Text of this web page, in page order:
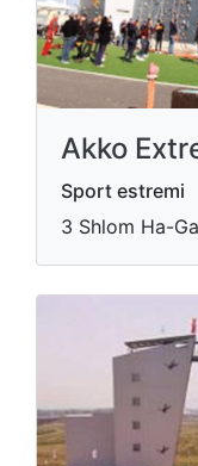
Akko
Sport estremi
3 Shlom Ha-